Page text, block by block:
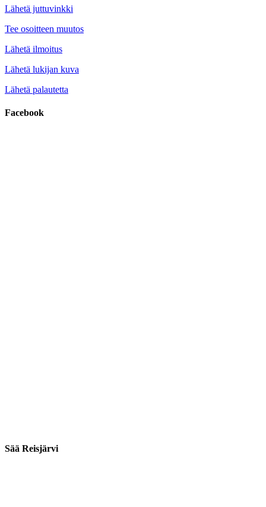
Lähetä juttuvinkki
Tee osoitteen muutos
Lähetä ilmoitus
Lähetä lukijan kuva
Lähetä palautetta
Facebook
Sää Reisjärvi